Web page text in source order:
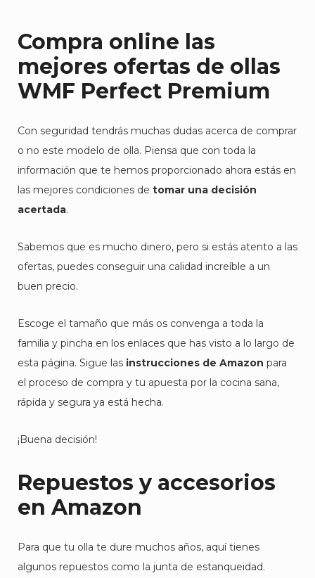
Compra online las
mejores ofertas de ollas
WMF Perfect Premium
Con seguridad tendrás muchas dudas acerca de comprar
o no este modelo de olla. Piensa que con toda la
información que te hemos proporcionado ahora estás en
las mejores condiciones de tomar una decisión
acertada.
Sabemos que es mucho dinero, pero si estás atento a las
ofertas, puedes conseguir una calidad increíble a un
buen precio.
Escoge el tamaño que más os convenga a toda la
familia y pincha en los enlaces que has visto a lo largo de
esta página. Sigue las instrucciones de Amazon para
el proceso de compra y tu apuesta por la cocina sana,
rápida y segura ya está hecha.
¡Buena decisión!
Repuestos y accesorios
en Amazon
Para que tu olla te dure muchos años, aquí tienes
algunos repuestos como la junta de estanqueidad.